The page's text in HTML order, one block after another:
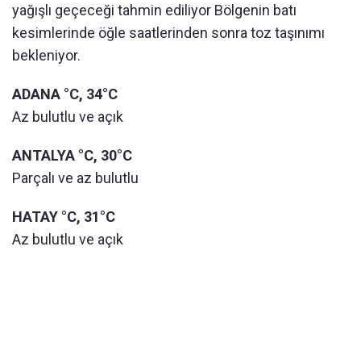
yağışlı geçeceği tahmin ediliyor Bölgenin batı
kesimlerinde öğle saatlerinden sonra toz taşınımı
bekleniyor.
ADANA °C, 34°C
Az bulutlu ve açık
ANTALYA °C, 30°C
Parçalı ve az bulutlu
HATAY °C, 31°C
Az bulutlu ve açık